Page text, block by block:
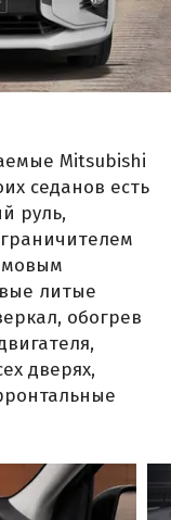
Mitsubishi
седанов есть
руль,
литые
обогрев
дверях,